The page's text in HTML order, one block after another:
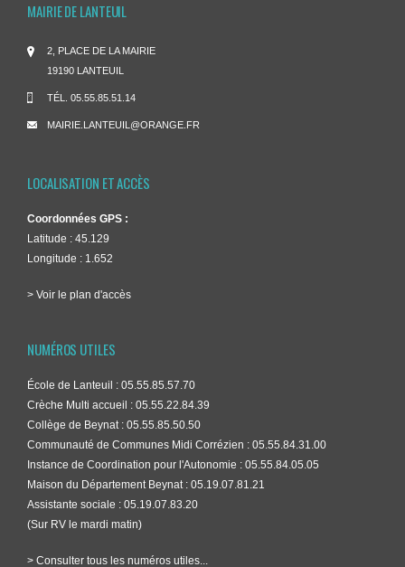
MAIRIE DE LANTEUIL
2, PLACE DE LA MAIRIE
19190 LANTEUIL
TÉL. 05.55.85.51.14
MAIRIE.LANTEUIL@ORANGE.FR
LOCALISATION ET ACCÈS
Coordonnées GPS :
Latitude : 45.129
Longitude : 1.652
> Voir le plan d'accès
NUMÉROS UTILES
École de Lanteuil : 05.55.85.57.70
Crèche Multi accueil : 05.55.22.84.39
Collège de Beynat : 05.55.85.50.50
Communauté de Communes Midi Corrézien : 05.55.84.31.00
Instance de Coordination pour l'Autonomie : 05.55.84.05.05
Maison du Département Beynat : 05.19.07.81.21
Assistante sociale : 05.19.07.83.20
(Sur RV le mardi matin)
> Consulter tous les numéros utiles...